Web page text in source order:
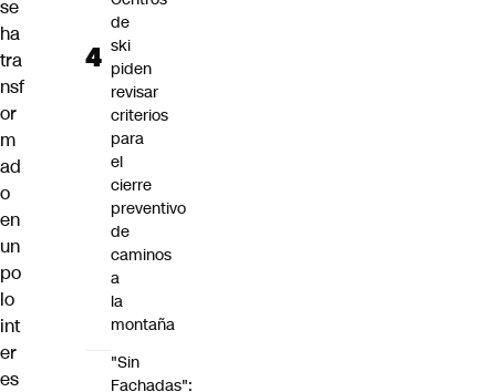
se
ha
tra
nsf
or
m
ad
o
en
un
po
lo
int
er
es
de
ski
piden
revisar
criterios
para
el
cierre
preventivo
de
caminos
a
la
montaña
"Sin
Fachadas":